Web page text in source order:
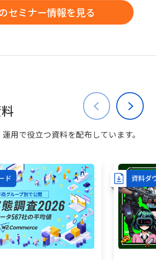
セミナー情報を見る
用で役立つ資料を配布しています。